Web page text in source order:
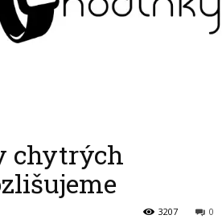
hodinky
chytrých
0
3207